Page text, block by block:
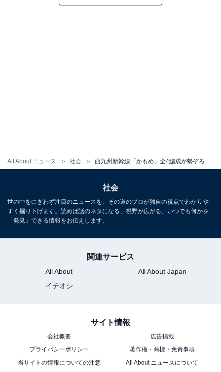
All About ニュース 社会 西九州新幹線「かもめ」全4編成が勢ぞろい！ 最初で最後のレアショットを公開
武雄温泉方面を望む。右端に西九州新幹線の本線が見える
社会
世の中をにぎわず注目のニュースを、その道のプロが独自の視点でわかりや
すく掘り下げます。読めば話のネタになる、視野が広がる、いつでも何かを
「発見」できる情報をお伝えします。
関連サービス
All About
All About Japan
イチオシ
サイト情報
会社概要
広告掲載
プライバシーポリシー
著作権・商標・免責事項
当サイトの情報についての注意
All About ニュースについて